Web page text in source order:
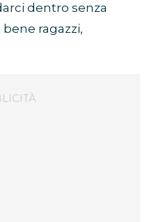
dentro senza
bene ragazzi,